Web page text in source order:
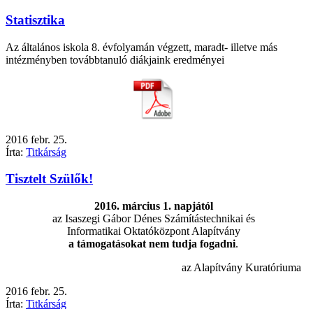
Statisztika
Az általános iskola 8. évfolyamán végzett, maradt- illetve más
intézményben továbbtanuló diákjaink eredményei
2016 febr. 25.
Írta: Titkárság
Tisztelt Szülők!
2016. március 1. napjától
az Isaszegi Gábor Dénes Számítástechnikai és
Informatikai Oktatóközpont Alapítvány
a támogatásokat nem tudja fogadni.
az Alapítvány Kuratóriuma
2016 febr. 25.
Írta: Titkárság